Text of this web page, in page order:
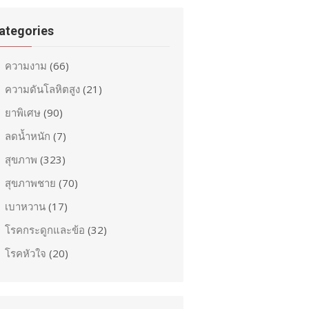
ความงาม (66)
ความดันโลหิตสูง (21)
ยาพิเศษ (90)
ลดน้ำหนัก (7)
สุขภาพ (323)
สุขภาพชาย (70)
เบาหวาน (17)
โรคกระดูกและข้อ (32)
โรคหัวใจ (20)